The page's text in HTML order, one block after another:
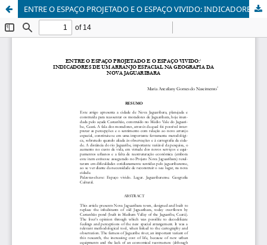
ENTRE O ESPAÇO PROJETADO E O ESPAÇO VIVIDO: INDICADORES DE UM ARRANJO ESPACIAL NA GEOGRAFIA DA NOVA JAGUARIBARA